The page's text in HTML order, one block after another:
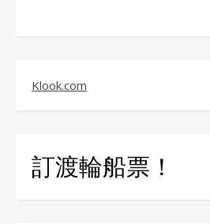
Klook.com
訂渡輪船票！